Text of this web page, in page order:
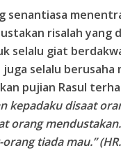
senantiasa
risalah yang
selalu giat
selalu
pujian Rasul
kepadaku disaat
orang
tiada mau.”